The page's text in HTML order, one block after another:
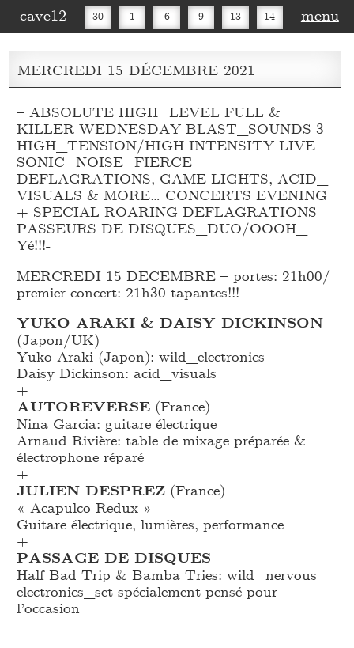
cave12 30 1 6 9 13 14
16 20 27 30
menu
MERCREDI 15 DÉCEMBRE 2021
– ABSOLUTE HIGH_LEVEL FULL &
KILLER WEDNESDAY BLAST_ SOUNDS 3
HIGH_TENSION/HIGH INTENSITY LIVE
SONIC_NOISE_FIERCE_
DEFLAGRATIONS, GAME LIGHTS, ACID_
VISUALS & MORE… CONCERTS EVENING
+ SPECIAL ROARING DEFLAGRATIONS
PASSEURS DE DISQUES_DUO/OOOH_
Yé!!!-
MERCREDI 15 DECEMBRE – portes: 21h00/
premier concert: 21h30 tapantes!!!
YUKO ARAKI & DAISY DICKINSON
(Japon/UK)
Yuko Araki (Japon): wild_electronics
Daisy Dickinson: acid_visuals
+
AUTOREVERSE (France)
Nina Garcia: guitare électrique
Arnaud Rivière: table de mixage préparée &
électrophone réparé
+
JULIEN DESPREZ (France)
« Acapulco Redux »
Guitare électrique, lumières, performance
+
PASSAGE DE DISQUES
Half Bad Trip & Bamba Tries: wild_nervous_
electronics_set spécialement pensé pour
l’occasion